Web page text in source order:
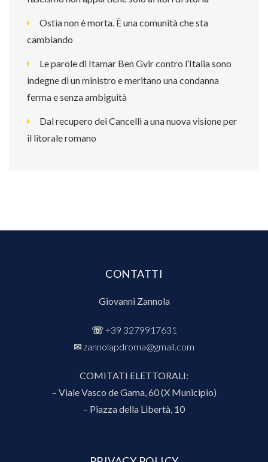
Ostia non è morta. È una comunità che sta
cambiando
Le parole di Itamar Ben Gvir contro l’Italia sono
indegne di un ministro e meritano una condanna
ferma e senza ambiguità
Dal recupero dei Cancelli a una nuova visione per
il litorale romano
CONTATTI
Giovanni Zannola
☏+39 3279917631
✉︎ zannolapdroma@gmail.com
COMITATI ELETTORALI:
– Viale Vasco de Gama, 60 (X Municipio)
– Piazza della Libertà, 10